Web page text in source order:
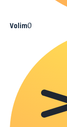
Volim0